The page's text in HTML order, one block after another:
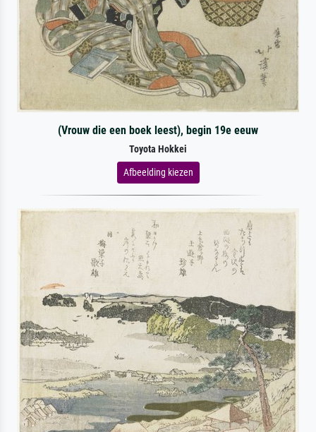
(Vrouw die een boek leest), begin 19e eeuw
Toyota Hokkei
Afbeelding kiezen